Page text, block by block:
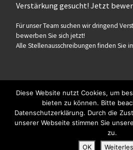
Verstärkung gesucht! Jetzt
Für unser Team suchen wir dringend
bewerben Sie sich jetzt!
Alle Stellenausschreibungen finden Sie
© 2026Konditorei Süßes Leben–
Präsentiert von WP – Entworfen mit
Diese Website nutzt Cookies, um
bieten zu können. Bitte
Datenschutzerklärung. Durch die
unserer Webseite stimmen Sie
zu.
OK